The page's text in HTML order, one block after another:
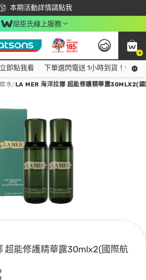
本期活動詳情請點我
下載app最高回饋$350
屈臣氏線上服務
0
我看
即點我看 下單選閃電送 1小時到貨！領神
水/LA MER 海洋拉娜 超能修護精華露30MLX2(
超能修護精華露30mlx2(國際航